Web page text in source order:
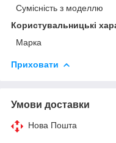
Сумісність з моделлю
Користувальницькі
Марка
Приховати
Умови доставки
Нова Пошта